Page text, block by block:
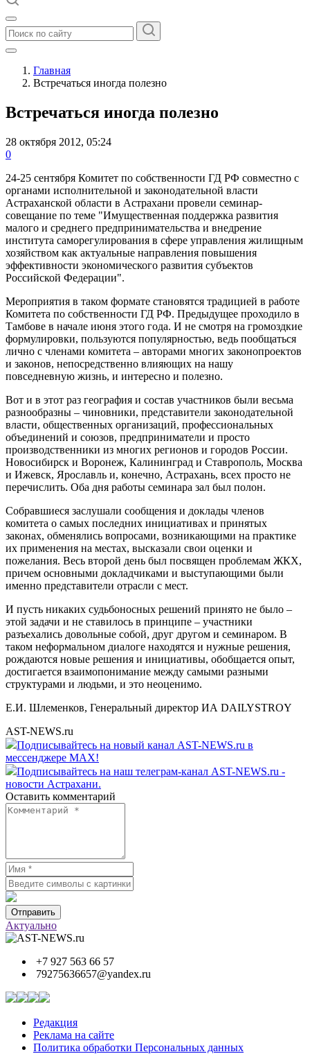
Главная
Встречаться иногда полезно
Встречаться иногда полезно
28 октября 2012, 05:24
0
24-25 сентября Комитет по собственности ГД РФ совместно с
органами исполнительной и законодательной власти
Астраханской области в Астрахани провели семинар-
совещание по теме "Имущественная поддержка развития
малого и среднего предпринимательства и внедрение
института саморегулирования в сфере управления жилищным
хозяйством как актуальные направления повышения
эффективности экономического развития субъектов
Российской Федерации".
Мероприятия в таком формате становятся традицией в работе
Комитета по собственности ГД РФ. Предыдущее проходило в
Тамбове в начале июня этого года. И не смотря на громоздкие
формулировки, пользуются популярностью, ведь пообщаться
лично с членами комитета – авторами многих законопроектов
и законов, непосредственно влияющих на нашу
повседневную жизнь, и интересно и полезно.
Вот и в этот раз география и состав участников были весьма
разнообразны – чиновники, представители законодательной
власти, общественных организаций, профессиональных
объединений и союзов, предприниматели и просто
производственники из многих регионов и городов России.
Новосибирск и Воронеж, Калининград и Ставрополь, Москва
и Ижевск, Ярославль и, конечно, Астрахань, всех просто не
перечислить. Оба дня работы семинара зал был полон.
Собравшиеся заслушали сообщения и доклады членов
комитета о самых последних инициативах и принятых
законах, обменялись вопросами, возникающими на практике
их применения на местах, высказали свои оценки и
пожелания. Весь второй день был посвящен проблемам ЖКХ,
причем основными докладчиками и выступающими были
именно представители отрасли с мест.
И пусть никаких судьбоносных решений принято не было –
этой задачи и не ставилось в принципе – участники
разъехались довольные собой, друг другом и семинаром. В
таком неформальном диалоге находятся и нужные решения,
рождаются новые решения и инициативы, обобщается опыт,
достигается взаимопонимание между самыми разными
структурами и людьми, и это неоценимо.
Е.И. Шлеменков, Генеральный директор ИА DAILYSTROY
AST-NEWS.ru
Подписывайтесь на новый канал AST-NEWS.ru в
мессенджере MAX!
Подписывайтесь на наш телеграм-канал AST-NEWS.ru -
новости Астрахани.
Оставить комментарий
Отправить
Актуально
+7 927 563 66 57
79275636657@yandex.ru
Редакция
Реклама на сайте
Политика обработки Персональных данных